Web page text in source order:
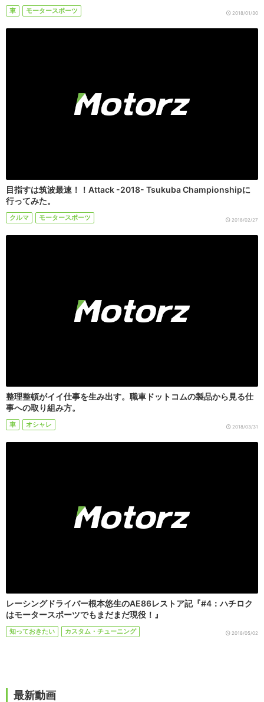
車 モータースポーツ 2018/01/30
目指すは筑波最速！！Attack -2018- Tsukuba Championshipに
行ってみた。
クルマ モータースポーツ 2018/02/27
整理整頓がイイ仕事を生み出す。職車ドットコムの製品から見る仕
事への取り組み方。
車 オシャレ 2018/03/31
レーシングドライバー根本悠生のAE86レストア記『#4：ハチロク
はモータースポーツでもまだまだ現役！』
知っておきたい カスタム・チューニング 2018/05/02
最新動画